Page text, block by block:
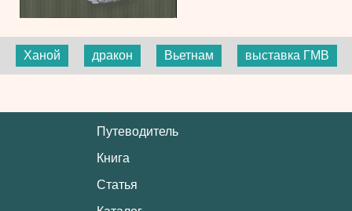
Ханой дракон Вьетнам выставка ГМВ
Путеводитель
Книга
Статья